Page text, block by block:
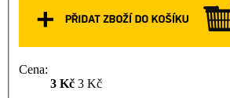
Cena:
3 Kč 3 Kč